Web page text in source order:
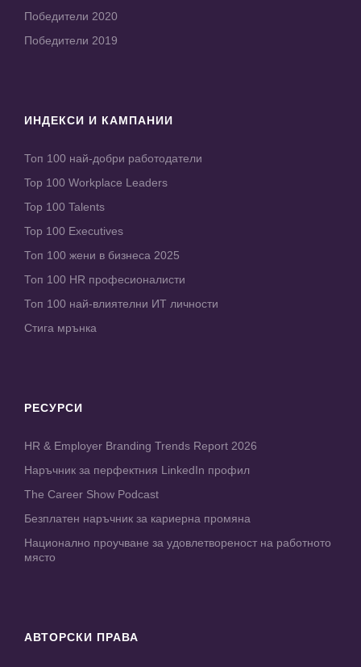
Победители 2020
Победители 2019
ИНДЕКСИ И КАМПАНИИ
Топ 100 най-добри работодатели
Top 100 Workplace Leaders
Top 100 Talents
Top 100 Executives
Топ 100 жени в бизнеса 2025
Топ 100 HR професионалисти
Топ 100 най-влиятелни ИТ личности
Стига мрънка
РЕСУРСИ
HR & Employer Branding Trends Report 2026
Наръчник за перфектния LinkedIn профил
The Career Show Podcast
Безплатен наръчник за кариерна промяна
Национално проучване за удовлетвореност на работното
място
АВТОРСКИ ПРАВА